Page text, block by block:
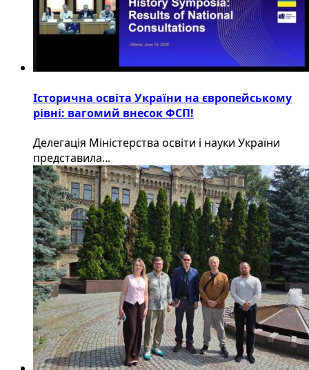
Історична освіта України на європейському
рівні: вагомий внесок ФСП!
Делегація Міністерства освіти і науки України
представила...